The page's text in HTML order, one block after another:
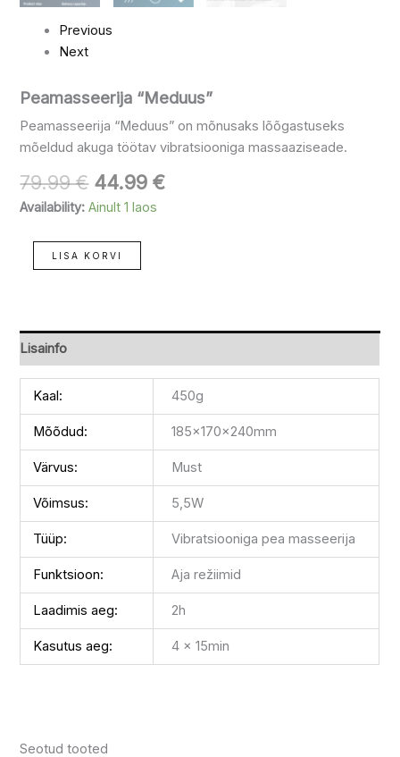
Previous
Next
Peamasseerija “Meduus”
Peamasseerija “Meduus” on mõnusaks lõõgastuseks
mõeldud akuga töötav vibratsiooniga massaaziseade.
79.99€ 44.99€
Availability: Ainult 1 laos
LISA KORVI
Lisainfo
Kaal: 450g
Mõõdud: 185x170x240mm
Värvus: Must
Võimsus: 5,5W
Tüüp: Vibratsiooniga pea masseerija
Funktsioon: Aja režiimid
Laadimis aeg: 2h
Kasutus aeg: 4 x 15min
Seotud tooted